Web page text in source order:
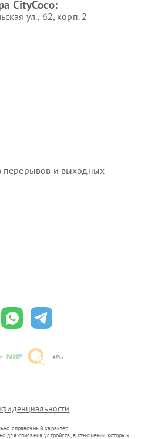
CityCoco:
ул., 62, корп. 2
и выходных
справочный характер.
для описания устройств, в отношении которых